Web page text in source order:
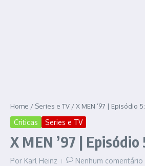
Home / Series e TV /X MEN ’97 | Episódio
Criticas Series e TV
X MEN ’97 | Episódio
Por Karl Heinz Nenhum comentário